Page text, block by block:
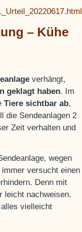
– Kühe
verhängt,
geklagt haben. Im
Tiere sichtbar ab,
die Sendeanlagen 2
Zeit verhalten und
wegen
versucht einen
Denn mit
leicht nachweisen.
vielleicht